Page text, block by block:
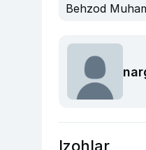
Behzod
Izohlar